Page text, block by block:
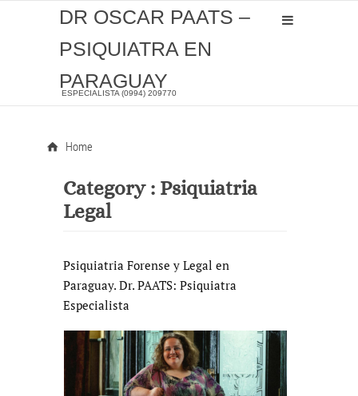
DR OSCAR PAATS –
PSIQUIATRA EN
PARAGUAY
ESPECIALISTA (0994) 209770
Home
Category : Psiquiatria
Legal
Psiquiatria Forense y Legal en
Paraguay. Dr. PAATS: Psiquiatra
Especialista